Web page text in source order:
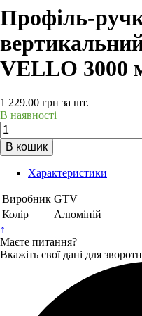
Профіль-
VELLO 3000
1 229.00 грн за шт.
В наявності
В кошик
Характеристики
Виробник GTV
Колір
Алюміній
↑
Маєте питання?
Вкажіть свої дані для